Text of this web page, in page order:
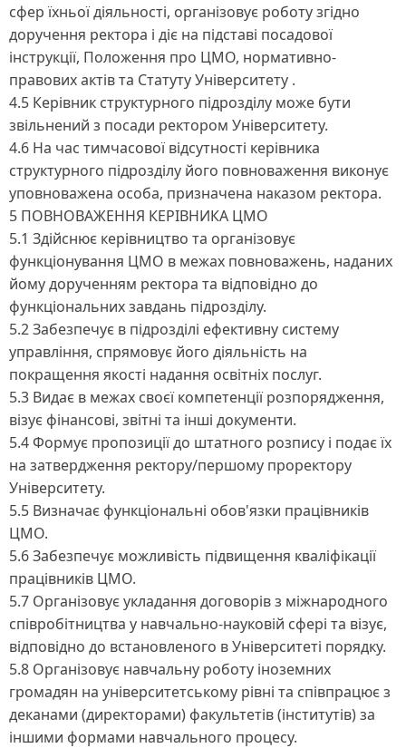
сфер їхньої діяльності, організовує роботу згідно
доручення ректора і діє на підставі посадової
інструкції, Положення про ЦМО, нормативно-
правових актів та Статуту Університету .
4.5 Керівник структурного підрозділу може бути
звільнений з посади ректором Університету.
4.6 На час тимчасової відсутності керівника
структурного підрозділу його повноваження виконує
уповноважена особа, призначена наказом ректора.
5 ПОВНОВАЖЕННЯ КЕРІВНИКА ЦМО
5.1 Здійснює керівництво та організовує
функціонування ЦМО в межах повноважень, наданих
йому дорученням ректора та відповідно до
функціональних завдань підрозділу.
5.2 Забезпечує в підрозділі ефективну систему
управління, спрямовує його діяльність на
покращення якості надання освітніх послуг.
5.3 Видає в межах своєї компетенції розпорядження,
візує фінансові, звітні та інші документи.
5.4 Формує пропозиції до штатного розпису і подає їх
на затвердження ректору/першому проректору
Університету.
5.5 Визначає функціональні обов'язки працівників
ЦМО.
5.6 Забезпечує можливість підвищення кваліфікації
працівників ЦМО.
5.7 Організовує укладання договорів з міжнародного
співробітництва у навчально-науковій сфері та візує,
відповідно до встановленого в Університеті порядку.
5.8 Організовує навчальну роботу іноземних
громадян на університетському рівні та співпрацює з
деканами (директорами) факультетів (інститутів) за
іншими формами навчального процесу.